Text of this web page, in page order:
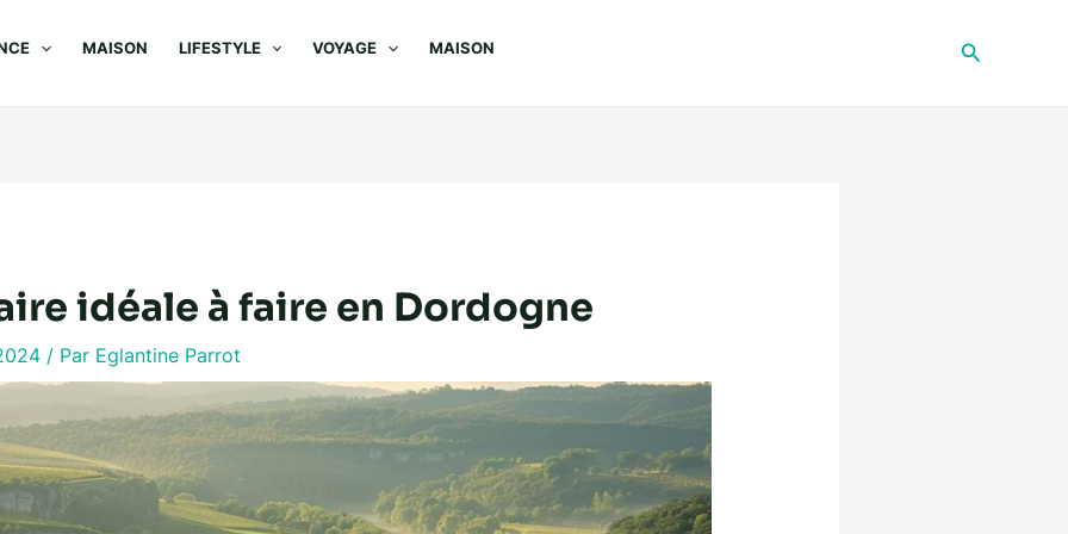
MAISON LIFESTYLE VOYAGE MAISON
idéale à faire en Dordogne
/ Par Eglantine Parrot